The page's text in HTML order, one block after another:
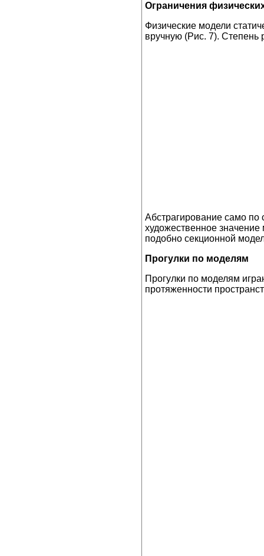
Ограничения
Физические модели
вручную (Рис. 7). Степень
Абстрагирование само по
художественное значение
подобно секционной
Прогулки по моделям
Прогулки по моделям
протяженности